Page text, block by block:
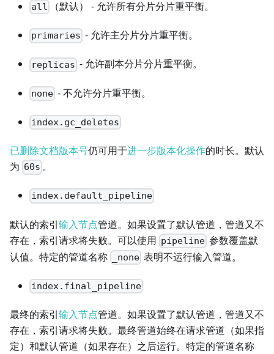
all （默认） - 允许所有分片分片重平衡。
primaries - 允许主分片分片重平衡。
replicas - 允许副本分片分片重平衡。
none - 不允许分片重平衡。
index.gc_deletes
已删除文档版本号仍可用于进一步版本化操作的时长。默认
为 60s 。
index.default_pipeline
默认的索引输入节点管道。如果设置了默认管道，管道又不
存在，索引请求将失败。可以使用 pipeline 参数覆盖默
认值。特定的管道名称
_none 表明不运行输入管道。
index.final_pipeline
最终的索引输入节点管道。如果设置了默认管道，管道又不
存在，索引请求将失败。最终管道始终在请求管道（如果指
定）和默认管道（如果存在）之后运行。特定的管道名称